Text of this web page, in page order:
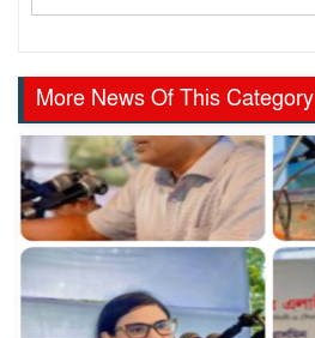
More News Of This Category